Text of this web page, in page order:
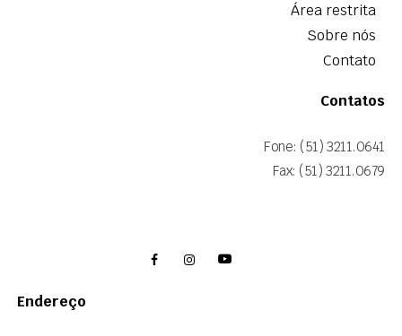
Área restrita
Sobre nós
Contato
Contatos
Fone: (51) 3211.0641
Fax: (51) 3211.0679
Endereço